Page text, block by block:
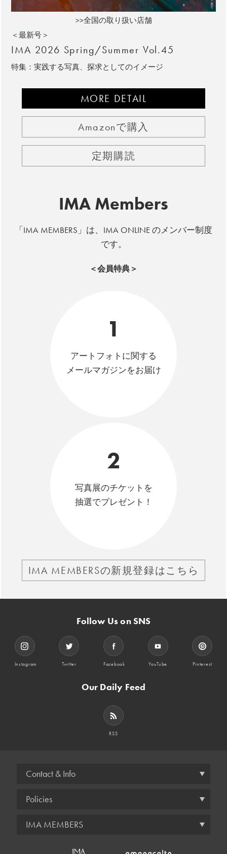
>>全国の取り扱い店舗
＜最新号＞
IMA 2026 Spring/Summer Vol.45
特集：実践する写真、探求としてのイメージ
MORE DETAIL
Amazonで購入
定期購読
IMA Members
「IMA MEMBERS」は、IMA ONLINE のメンバー制度
です。
＜会員特典＞
1
アートフォトに関する
メールマガジンをお届け
2
写真展のチケットを
抽選でプレゼント！
IMA MEMBERSの新規登録はこちら
Follow Us on SNS
Instagram Twitter Facebook YouTube Pinterest
Our Daily Feed
RSS
Contact & Info
Policies
IMA MEMBERS